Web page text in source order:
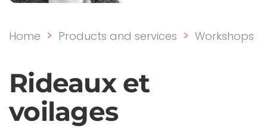
Home Products and services Workshops
Rideaux et
voilages